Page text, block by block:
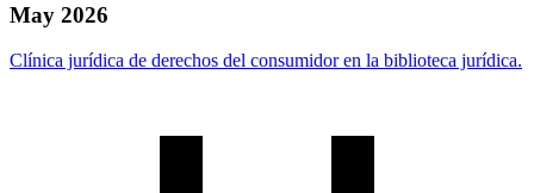
May 2026
Clínica jurídica de derechos del consumidor en la biblioteca jurídica.